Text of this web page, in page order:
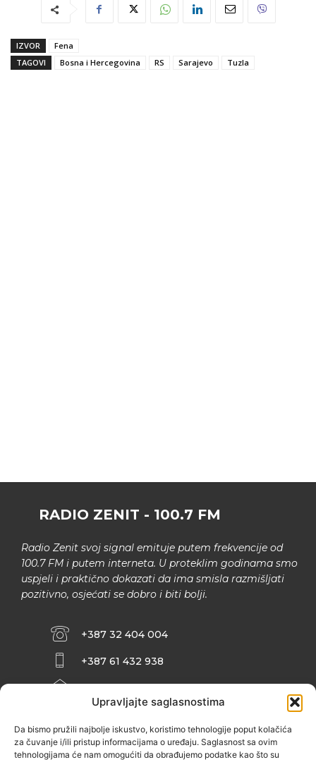
Upravljajte saglasnostima
Da bismo pružili najbolje iskustvo, koristimo tehnologije poput kolačića
za čuvanje i/ili pristup informacijama o uređaju. Saglasnost sa ovim
tehnologijama će nam omogućiti da obrađujemo podatke kao što su
IZVOR
Fena
TAGOVI
Bosna i Hercegovina RS Sarajevo Tuzla
RADIO ZENIT - 100.7 FM
Radio Zenit svoj signal emituje putem frekvencije od
100.7 FM i putem interneta. U proteklim godinama smo
uspjeli i praktično dokazati da ima smisla razmišljati
pozitivno, osjećati se dobro i biti bolji.
+387 32 404 004
+387 61 432 938
ZENIČANKA, 3. SPRAT), 72000 ZENICA